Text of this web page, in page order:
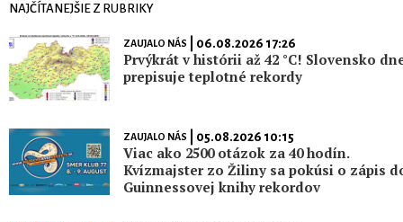
NAJČÍTANEJŠIE Z RUBRIKY
ZAUJALO NÁS | 06.08.2026 17:26
Prvýkrát v histórii až 42 °C! Slovensko
prepisuje teplotné rekordy
ZAUJALO NÁS | 05.08.2026 10:15
Viac ako 2500 otázok za 40 hodín.
Kvízmajster zo Žiliny sa pokúsi o zápis
Guinnessovej knihy rekordov